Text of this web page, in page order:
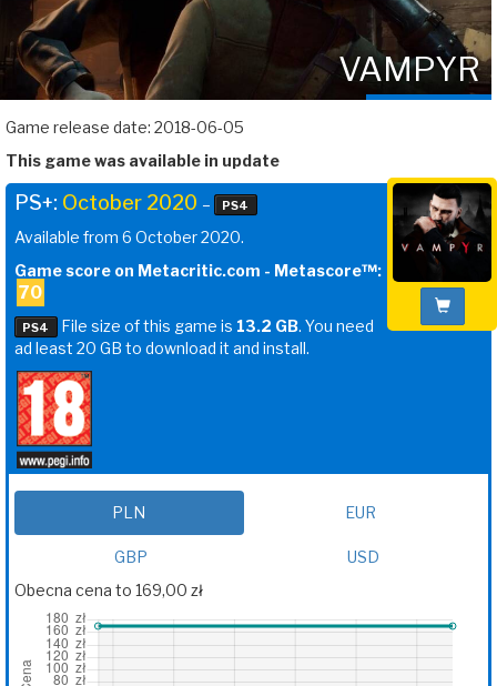
VAMPYR
Game release date: 2018-06-05
This game was available in update
PS+: October 2020 – PS4
Available from 6 October 2020.
Game score on Metacritic.com - Metascore™:
70
PS4 File size of this game is 13.2 GB. You need
ad least 20 GB to download it and install.
PLN EUR
GBP
USD
Obecna cena to 169,00 zł